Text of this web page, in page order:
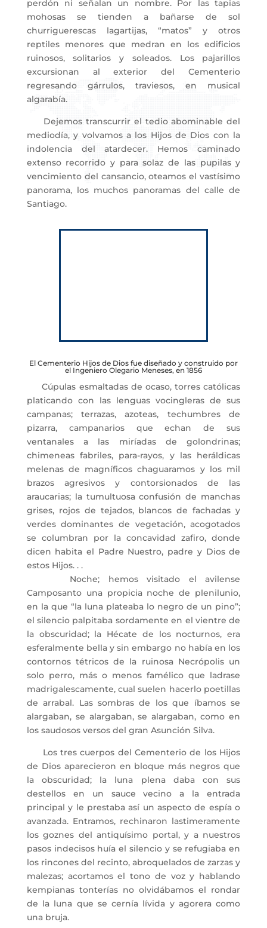
perdón ni señalan un nombre. Por las tapias
mohosas se tienden a bañarse de sol
churriguerescas lagartijas, “matos” y otros
reptiles menores que medran en los edificios
ruinosos, solitarios y soleados. Los pajarillos
excursionan al exterior del Cementerio
regresando gárrulos, traviesos, en musical
algarabía.
Dejemos transcurrir el tedio abominable del
mediodía, y volvamos a los Hijos de Dios con la
indolencia del atardecer. Hemos caminado
extenso recorrido y para solaz de las pupilas y
vencimiento del cansancio, oteamos el vastísimo
panorama, los muchos panoramas del calle de
Santiago.
El Cementerio Hijos de Dios fue diseñado y construido por
el Ingeniero Olegario Meneses, en 1856
Cúpulas esmaltadas de ocaso, torres católicas
platicando con las lenguas vocingleras de sus
campanas; terrazas, azoteas, techumbres de
pizarra, campanarios que echan de sus
ventanales a las miríadas de golondrinas;
chimeneas fabriles, para-rayos, y las heráldicas
melenas de magníficos chaguaramos y los mil
brazos agresivos y contorsionados de las
araucarias; la tumultuosa confusión de manchas
grises, rojos de tejados, blancos de fachadas y
verdes dominantes de vegetación, acogotados
se columbran por la concavidad zafiro, donde
dicen habita el Padre Nuestro, padre y Dios de
estos Hijos. . .
Noche; hemos visitado el avilense
Camposanto una propicia noche de plenilunio,
en la que “la luna plateaba lo negro de un pino”;
el silencio palpitaba sordamente en el vientre de
la obscuridad; la Hécate de los nocturnos, era
esferalmente bella y sin embargo no había en los
contornos tétricos de la ruinosa Necrópolis un
solo perro, más o menos famélico que ladrase
madrigalescamente, cual suelen hacerlo poetillas
de arrabal. Las sombras de los que íbamos se
alargaban, se alargaban, se alargaban, como en
los saudosos versos del gran Asunción Silva.
Los tres cuerpos del Cementerio de los Hijos
de Dios aparecieron en bloque más negros que
la obscuridad; la luna plena daba con sus
destellos en un sauce vecino a la entrada
principal y le prestaba así un aspecto de espía o
avanzada. Entramos, rechinaron lastimeramente
los goznes del antiquísimo portal, y a nuestros
pasos indecisos huía el silencio y se refugiaba en
los rincones del recinto, abroquelados de zarzas y
malezas; acortamos el tono de voz y hablando
kempianas tonterías no olvidábamos el rondar
de la luna que se cernía lívida y agorera como
una bruja.